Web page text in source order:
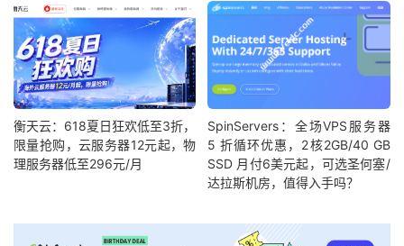
衡天云：618夏日狂欢低至3折，
限量抢购，云服务器12元起，物
理服务器低至296元/月
SpinServers：全场VPS服务器
5 折循环优惠，2核2GB/40 GB
SSD 月付6美元起，可选圣何塞/
达拉斯机房，值得入手吗？